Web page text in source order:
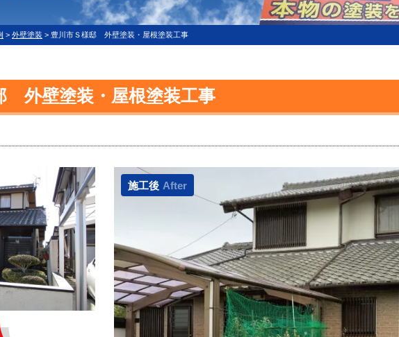
> 外壁塗装 > 豊川市Ｓ様邸 外壁塗装・屋根塗装工事
外壁塗装・屋根塗装工事
施工後 After